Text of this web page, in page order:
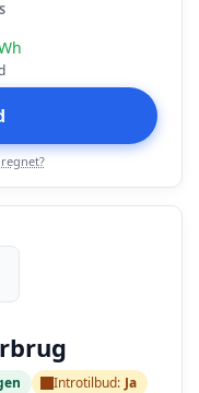
Introtilbud: Ja